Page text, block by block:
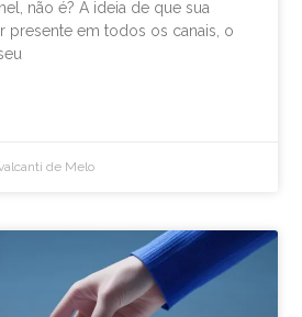
não é? A ideia de que sua
presente em todos os canais, o
de Melo